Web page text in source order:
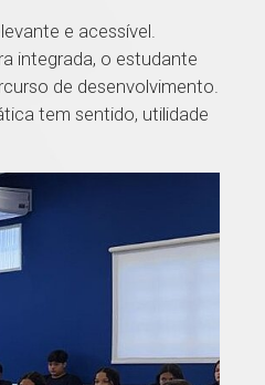
e acessível.
integrada, o estudante
de desenvolvimento.
tem sentido, utilidade